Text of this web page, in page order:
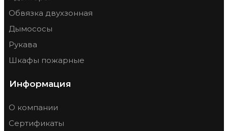
Обвязка двухзонная
Дымососы
Рукава
Шкафы пожарные
Информация
О компании
Сертификаты